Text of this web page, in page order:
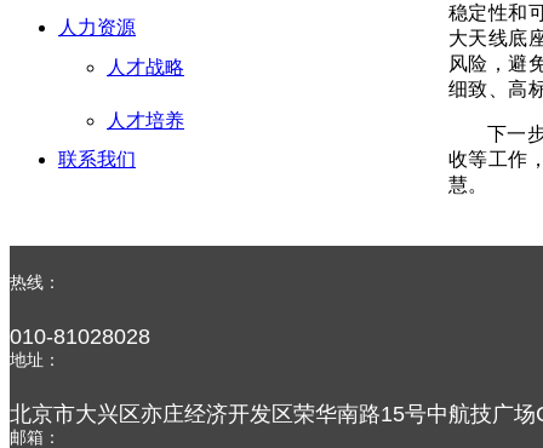
人力资源
人才战略
人才培养
联系我们
稳定性和
大天线底
风险，避
细致、高
下一
收等工作
慧。
热线：
010-81028028
地址：
北京市大兴区亦庄经济开发区荣华南路15号中航技广场
邮箱：